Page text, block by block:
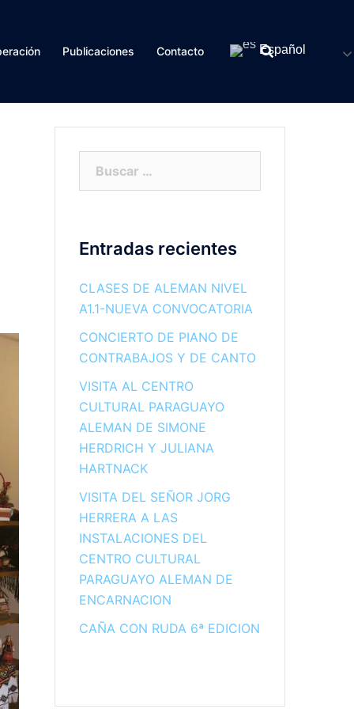
Publicaciones Contacto Español
Entradas recientes
CLASES DE ALEMAN NIVEL
A1.1-NUEVA CONVOCATORIA
CONCIERTO DE PIANO DE
CONTRABAJOS Y DE CANTO
VISITA AL CENTRO
CULTURAL PARAGUAYO
ALEMAN DE SIMONE
HERDRICH Y JULIANA
HARTNACK
VISITA DEL SEÑOR JORG
HERRERA A LAS
INSTALACIONES DEL
CENTRO CULTURAL
PARAGUAYO ALEMAN DE
ENCARNACION
CAÑA CON RUDA 6ª EDICION